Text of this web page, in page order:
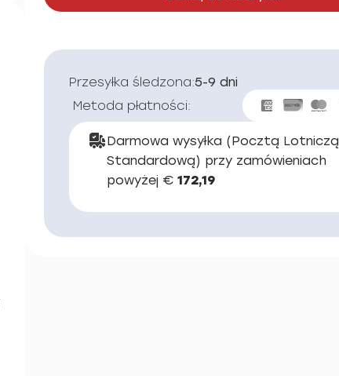
Przesyłka śledzona:5-9 dni
Metoda płatności:
Darmowa wysyłka (Pocztą Lotniczą
Standardową) przy zamówieniach
powyżej € 172,19